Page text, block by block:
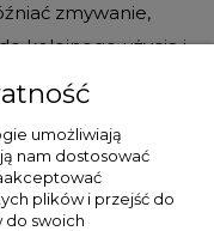
zmywanie,
kolejnego użycia i
do mycia naczyń?
jednego produktu
ręcznego mycia
umożliwiają
nam dostosować
plików i przejść do
do swoich